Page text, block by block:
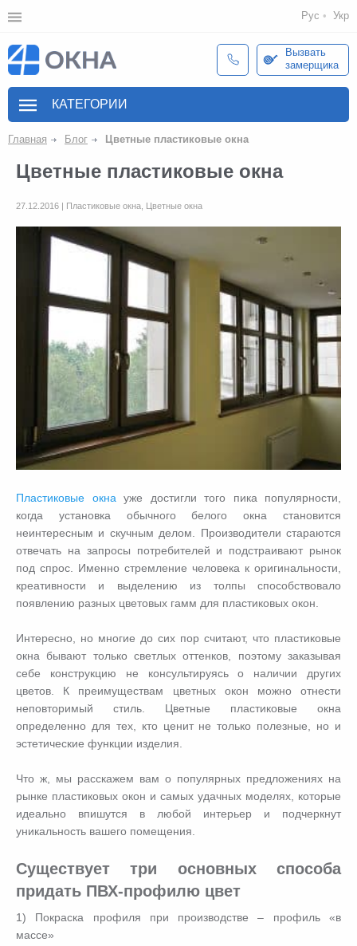
Рус Укр
Вызвать
замерщика
КАТЕГОРИИ
Главная Блог Цветные пластиковые окна
Цветные пластиковые окна
27.12.2016 | Пластиковые окна, Цветные окна
Пластиковые окнауже достигли того пика популярности,
когда установка обычного белого окна становится
неинтересным и скучным делом. Производители стараются
отвечать на запросы потребителей и подстраивают рынок
под спрос. Именно стремление человека к оригинальности,
креативности и выделению из толпы способствовало
появлению разных цветовых гамм для пластиковых окон.
Интересно, но многие до сих пор считают, что пластиковые
окна бывают только светлых оттенков, поэтому заказывая
себе конструкцию не консультируясь о наличии других
цветов. К преимуществам цветных окон можно отнести
неповторимый стиль. Цветные пластиковые окна
определенно для тех, кто ценит не только полезные, но и
эстетические функции изделия.
Что ж, мы расскажем вам о популярных предложениях на
рынке пластиковых окон и самых удачных моделях, которые
идеально впишутся в любой интерьер и подчеркнут
уникальность вашего помещения.
Существует три основных способа
придать ПВХ-профилю цвет
1) Покраска профиля при производстве – профиль «в
массе»